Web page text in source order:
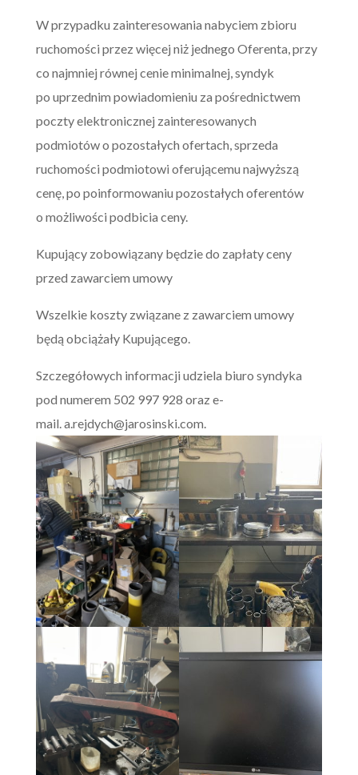
W przypadku zainteresowania nabyciem zbioru
ruchomości przez więcej niż jednego Oferenta, przy
co najmniej równej cenie minimalnej, syndyk
po uprzednim powiadomieniu za pośrednictwem
poczty elektronicznej zainteresowanych
podmiotów o pozostałych ofertach, sprzeda
ruchomości podmiotowi oferującemu najwyższą
cenę, po poinformowaniu pozostałych oferentów
o możliwości podbicia ceny.
Kupujący zobowiązany będzie do zapłaty ceny
przed zawarciem umowy
Wszelkie koszty związane z zawarciem umowy
będą obciążały Kupującego.
Szczegółowych informacji udziela biuro syndyka
pod numerem 502 997 928 oraz e-
mail.a.rejdych@jarosinski.com.